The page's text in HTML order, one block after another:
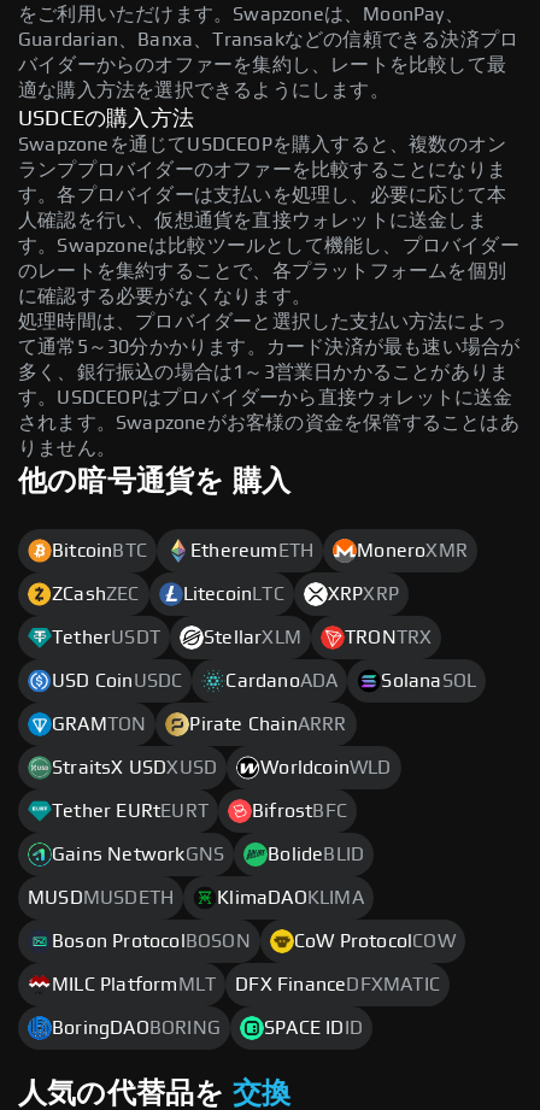
をご利用いただけます。Swapzoneは、MoonPay、
Guardarian、Banxa、Transakなどの信頼できる決済プロ
バイダーからのオファーを集約し、レートを比較して最
適な購入方法を選択できるようにします。
USDCEの購入方法
Swapzoneを通じてUSDCEOPを購入すると、複数のオン
ランププロバイダーのオファーを比較することになりま
す。各プロバイダーは支払いを処理し、必要に応じて本
人確認を行い、仮想通貨を直接ウォレットに送金しま
す。Swapzoneは比較ツールとして機能し、プロバイダー
のレートを集約することで、各プラットフォームを個別
に確認する必要がなくなります。
処理時間は、プロバイダーと選択した支払い方法によっ
て通常5～30分かかります。カード決済が最も速い場合が
多く、銀行振込の場合は1～3営業日かかることがありま
す。USDCEOPはプロバイダーから直接ウォレットに送金
されます。Swapzoneがお客様の資金を保管することはあ
りません。
他の暗号通貨を 購入
Bitcoin BTC Ethereum ETH MoneroXMR
ZCashZEC Litecoin LTC XRPXRP
TetherUSDT StellarXLM TRONTRX
USD CoinUSDC CardanoADA SolanaSOL
GRAMTON Pirate ChainARRR
StraitsX USDXUSD WorldcoinWLD
Tether EURtEURT BifrostBFC
Gains NetworkGNS Bolide BLID
MUSDMUSDETH KlimaDAO KLIMA
Boson Protocol BOSON CoW Protocol COW
MILC Platform MLT DFX Finance DFXMATIC
BoringDAO BORING SPACE ID ID
人気の代替品を 交換